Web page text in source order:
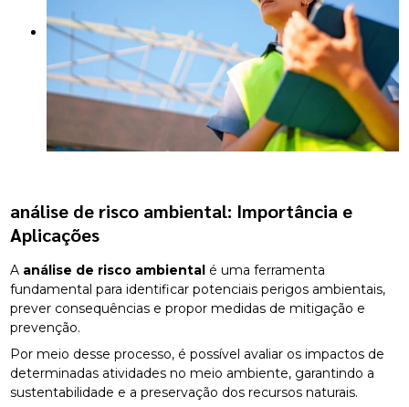
análise de risco ambiental: Importância e
Aplicações
A análise de risco ambiental é uma ferramenta
fundamental para identificar potenciais perigos ambientais,
prever consequências e propor medidas de mitigação e
prevenção.
Por meio desse processo, é possível avaliar os impactos de
determinadas atividades no meio ambiente, garantindo a
sustentabilidade e a preservação dos recursos naturais.